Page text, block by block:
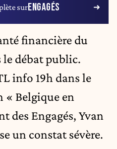
surENGAGÉS
financière du
le débat public.
info 19h dans le
« Belgique en
des Engagés, Yvan
un constat sévère.